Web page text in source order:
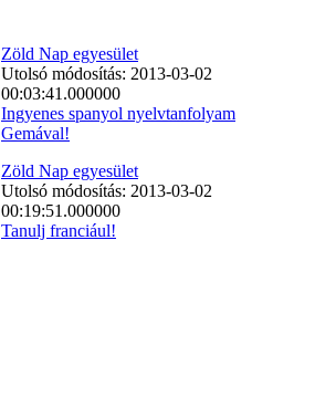
Zöld Nap egyesület
Utolsó módosítás: 2013-03-02
00:03:41.000000
Ingyenes spanyol nyelvtanfolyam
Gemával!
Zöld Nap egyesület
Utolsó módosítás: 2013-03-02
00:19:51.000000
Tanulj franciául!